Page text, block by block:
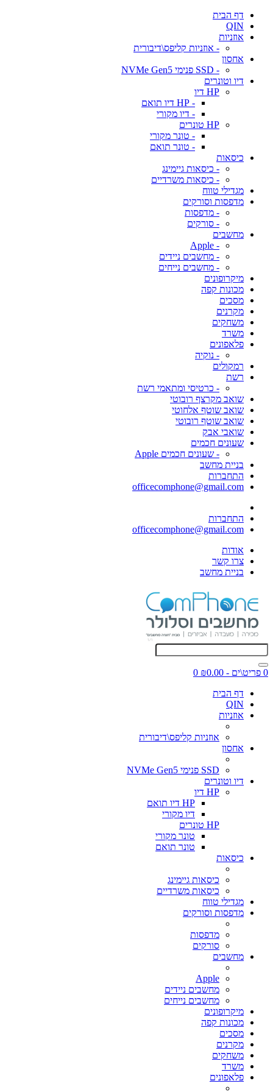
דף הבית
QIN
אוזניות
- אוזניות קליפס\דיבורית
אחסון
- SSD פנימי NVMe Gen5
דיו וטונרים
HP דיו
- HP דיו תואם
- דיו מקורי
HP טונרים
- טונר מקורי
- טונר תואם
כיסאות
- כיסאות גיימינג
- כיסאות משרדיים
מגדילי טווח
מדפסות וסורקים
- מדפסות
- סורקים
מחשבים
- Apple
- מחשבים ניידים
- מחשבים נייחים
מיקרופונים
מכונות קפה
מסכים
מקרנים
משחקים
משרד
פלאפונים
- נוקיה
רמקולים
רשת
- כרטיסי ומתאמי רשת
שואב מקרצף רובוטי
שואב שוטף אלחוטי
שואב שוטף רובוטי
שואבי אבק
שעונים חכמים
- שעונים חכמים Apple
בניית מחשב
התחברות
officecomphone@gmail.com
התחברות
officecomphone@gmail.com
אודות
צרו קשר
בניית מחשב
0 פריט\ים - ₪0.00
0
דף הבית
QIN
אוזניות
אוזניות קליפס\דיבורית
אחסון
SSD פנימי NVMe Gen5
דיו וטונרים
HP דיו
HP דיו תואם
דיו מקורי
HP טונרים
טונר מקורי
טונר תואם
כיסאות
כיסאות גיימינג
כיסאות משרדיים
מגדילי טווח
מדפסות וסורקים
מדפסות
סורקים
מחשבים
Apple
מחשבים ניידים
מחשבים נייחים
מיקרופונים
מכונות קפה
מסכים
מקרנים
משחקים
משרד
פלאפונים